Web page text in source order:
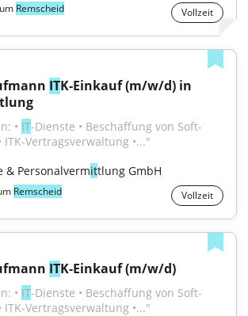
Remscheid Vollzeit
ITK-Einkauf (m/w/d) in
tlung
• IT-Dienste • Beschaffung von Soft-
Vertragsverwaltung •..."
& Personalvermittlung GmbH
Remscheid Vollzeit
ITK-Einkauf (m/w/d)
• IT-Dienste • Beschaffung von Soft-
Vertragsverwaltung •..."